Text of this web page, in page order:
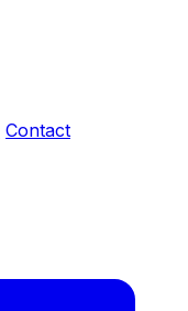
Contact